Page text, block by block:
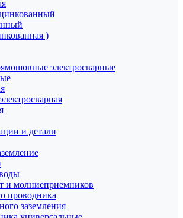
)
электросварные
и детали
и молниеприемников
проводника
заземления